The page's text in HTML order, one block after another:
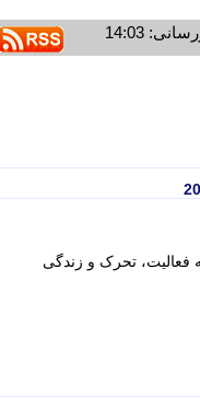
14:03
20
فعالیت، تحرک و زندگی